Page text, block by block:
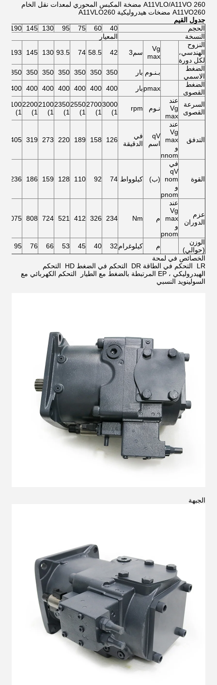
A11VLO/A11VO 260 مضخة المكبس المحوري لمعدات نقل الخام
A11VO260 مضخات هيدروليكية A11VLO260
جدول القيم
الحجم
40
60
75
95
130
145
190
النسخة
المعيار
النزوح
الهندسي،
لكل دورة
Vg
max
سم3 42
58.5
74
93.5
130
145
193
الضغط
الاسمي
بـنـوم بار 350
350
350
350
350
350
350
الضغط
القصوى
pmaxبار 400
400
400
400
400
400
400
السرعة
القصوى
عند
Vg
max
نـوم rpm
3000
1)
2700
1)
2550
1)
2350
1)
2100
1)
2200
1)
2100
1)
التدفق
عند
Vg
max
و
nnom
qV
اسم
في
الدقيقة
126
158
189
220
273
319
405
القوة
في
qV
nom
و
pnom
(ب) كيلوواط 74
92
110
128
159
186
236
عزم
الدوران
عند
Vg
max
و
pnom
م Nm
234
326
412
521
724
808
1075
الوزن
(حوالي)
م كيلوغرام32
40
45
53
66
76
95
الخصائص في لمحة
LR ‬ التحكم في الطاقة DR ‬ التحكم في الضغط HD ‬ التحكم
الهيدروليكي ، EP المرتبطة بالضغط مع الطيار ‬ التحكم الكهربائي مع
السولينويد النسبي
الجبهة